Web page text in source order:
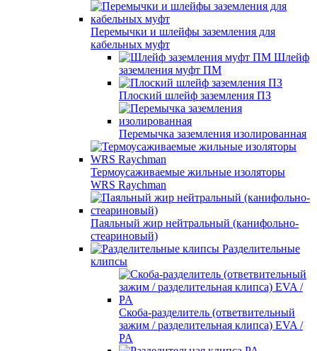
Перемычки и шлейфы заземления для
кабельных муфт
Шлейф
заземления муфт ПМ
Плоский шлейф заземления ПЗ
Перемычка заземления изолированная
Термоусаживаемые жильные изоляторы
WRS Raychman
Паяльный жир нейтральный (канифольно-
стеариновый)
Разделительные
клипсы
Скоба-разделитель (ответвительный
зажим / разделительная клипса) EVA /
PA